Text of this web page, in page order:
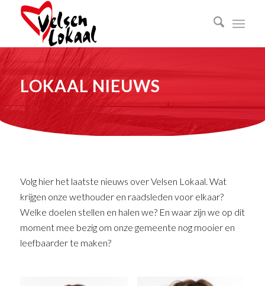
LOKAAL NIEUWS
Volg hier het laatste nieuws over Velsen Lokaal. Wat
krijgen onze wethouder en raadsleden voor elkaar?
Welke doelen stellen en halen we? En waar zijn we op dit
moment mee bezig om onze gemeente nog mooier en
leefbaarder te maken?